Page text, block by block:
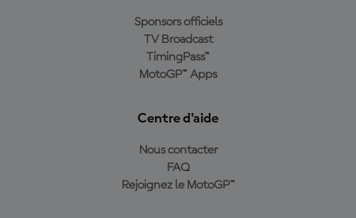
Sponsors officiels
TV Broadcast
TimingPass™
MotoGP™ Apps
Centre d'aide
Nous contacter
FAQ
Rejoignez le MotoGP™